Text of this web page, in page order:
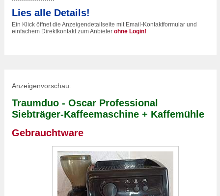
Lies alle Details!
Ein Klick öffnet die Anzeigendetailseite mit Email-Kontaktformular und
einfachem Direktkontakt zum Anbieter ohne Login!
Anzeigenvorschau:
Traumduo - Oscar Professional
Siebträger-Kaffeemaschine + Kaffemühle
Gebrauchtware